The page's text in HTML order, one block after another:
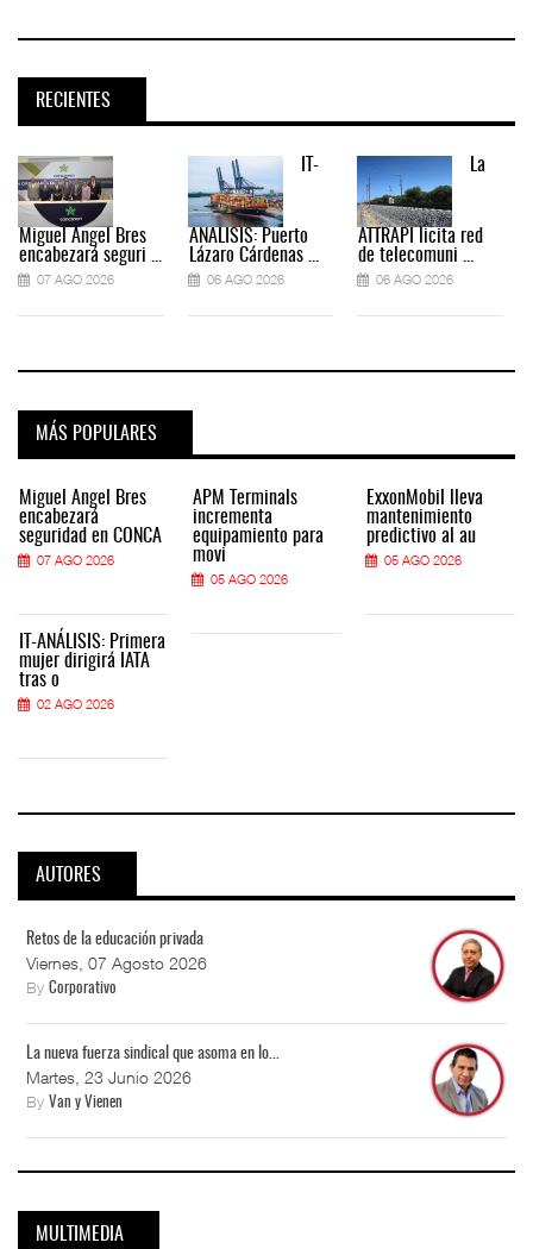
RECIENTES
Miguel Ángel Bres
encabezará seguri ...
07 AGO 2026
IT-
ANÁLISIS: Puerto
Lázaro Cárdenas ...
06 AGO 2026
La
ATTRAPI licita red
de telecomuni ...
06 AGO 2026
MÁS POPULARES
Miguel Ángel Bres
encabezará
seguridad en CONCA
07 AGO 2026
IT-ANÁLISIS: Primera
mujer dirigirá IATA
tras o
02 AGO 2026
APM Terminals
incrementa
equipamiento para
movi
05 AGO 2026
ExxonMobil lleva
mantenimiento
predictivo al au
05 AGO 2026
AUTORES
Retos de la educación privada
Viernes, 07 Agosto 2026
By Corporativo
La nueva fuerza sindical que asoma en lo...
Martes, 23 Junio 2026
By Van y Vienen
MULTIMEDIA